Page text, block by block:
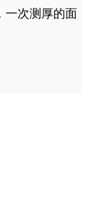
一次测厚的面